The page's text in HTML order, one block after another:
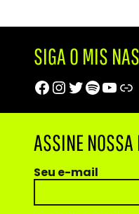
SIGA O MIS
Facebook
Instagram
Twitter
Spotify
ASSINE NOSSA
Seu e-mail